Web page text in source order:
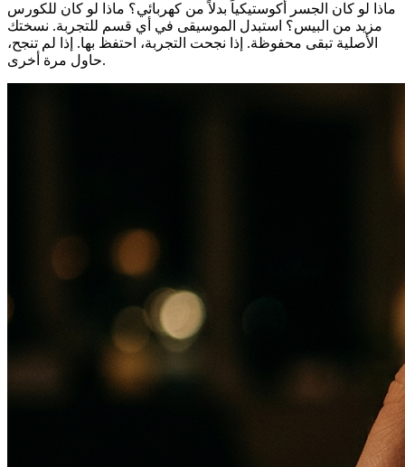
ماذا لو كان الجسر أكوستيكياً بدلاً من كهربائي؟ ماذا لو كان للكورس
مزيد من البيس؟ استبدل الموسيقى في أي قسم للتجربة. نسختك
الأصلية تبقى محفوظة. إذا نجحت التجربة، احتفظ بها. إذا لم تنجح،
حاول مرة أخرى.